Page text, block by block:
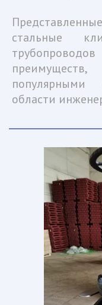
стальные
области